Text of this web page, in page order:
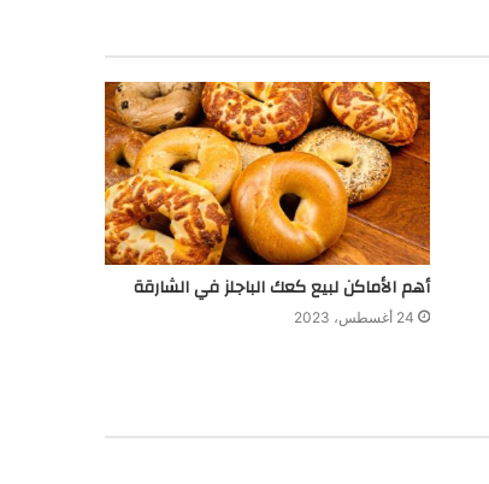
أهم الأماكن لبيع كعك الباجلز في الشارقة
24 أغسطس، 2023